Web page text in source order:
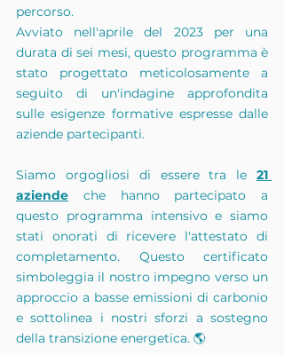
percorso.
Avviato nell'aprile del 2023 per una
durata di sei mesi, questo programma è
stato progettato meticolosamente a
seguito di un'indagine approfondita
sulle esigenze formative espresse dalle
aziende partecipanti.
Siamo orgogliosi di essere tra le 21
aziende che hanno partecipato a
questo programma intensivo e siamo
stati onorati di ricevere l'attestato di
completamento. Questo certificato
simboleggia il nostro impegno verso un
approccio a basse emissioni di carbonio
e sottolinea i nostri sforzi a sostegno
della transizione energetica. 🌎